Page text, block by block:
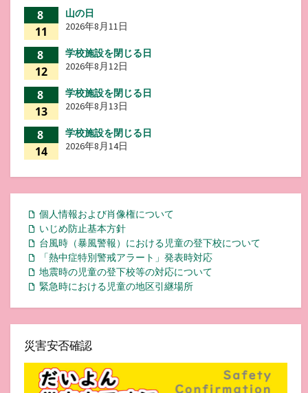
8
11
山の日
2026年8月11日
8
12
学校施設を閉じる日
2026年8月12日
8
13
学校施設を閉じる日
2026年8月13日
8
14
学校施設を閉じる日
2026年8月14日
個人情報および肖像権について
いじめ防止基本方針
台風時（暴風警報）における児童の登下校について
「熱中症特別警戒アラート」発表時対応
地震時の児童の登下校等の対応について
緊急時における児童の地区引継場所
災害安否確認